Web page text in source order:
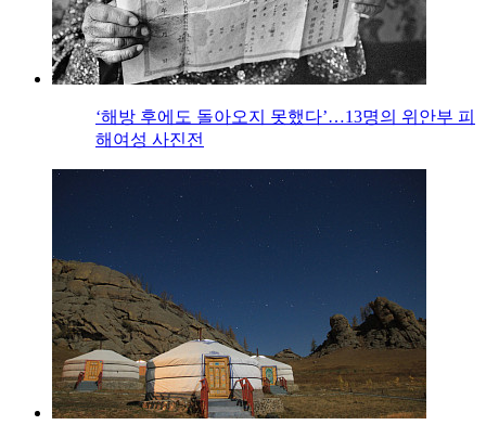
‘해방 후에도 돌아오지 못했다’…13명의 위안부 피
해여성 사진전